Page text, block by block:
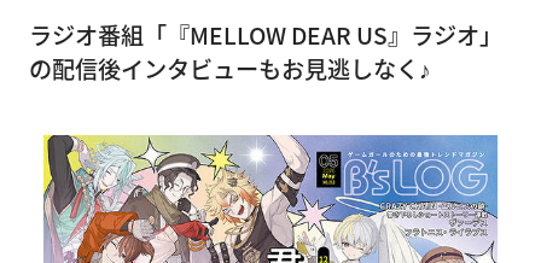
ラジオ番組「『MELLOW DEAR US』ラジオ」
の配信後インタビューもお見逃しなく♪